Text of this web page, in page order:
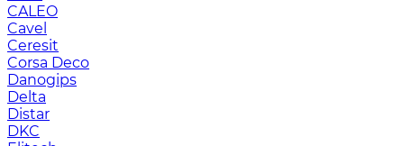
CALEO
Cavel
Ceresit
Corsa Deco
Danogips
Delta
Distar
DKC